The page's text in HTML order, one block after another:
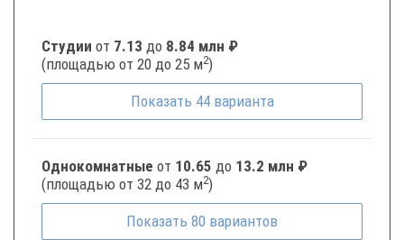
Студии от 7.13 до 8.84 млн ₽
(площадью от 20 до 25 м2)
Показать 44 варианта
Однокомнатные от 10.65 до 13.2 млн ₽
(площадью от 32 до 43 м2)
Показать 80 вариантов